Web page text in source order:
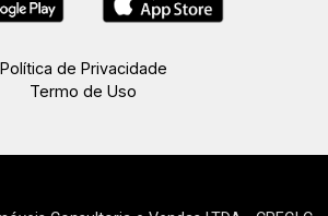
Política de Privacidade
Termo de Uso